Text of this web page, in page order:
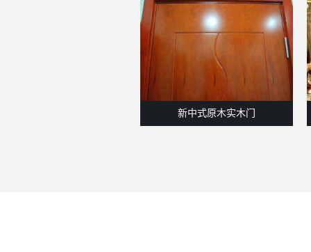
新中式原木实木门